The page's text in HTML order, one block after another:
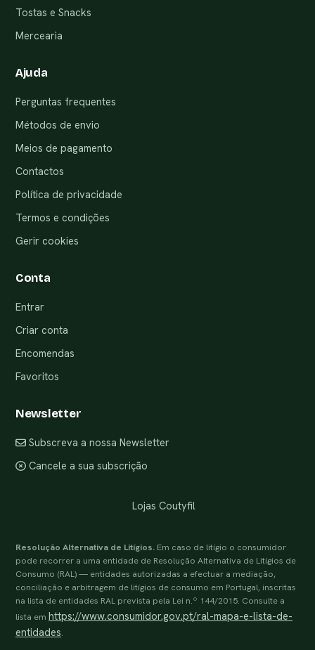
Tostas e Snacks
Mercearia
Ajuda
Perguntas frequentes
Métodos de envio
Meios de pagamento
Contactos
Política de privacidade
Termos e condições
Gerir cookies
Conta
Entrar
Criar conta
Encomendas
Favoritos
Newsletter
Subscreva a nossa Newsletter
Cancele a sua subscrição
Lojas Coutyfil
Resolução Alternativa de Litígios. Em caso de litígio o consumidor
pode recorrer a uma entidade de Resolução Alternativa de Litígios de
Consumo (RAL) — entidades autorizadas a efectuar a mediação,
conciliação e arbitragem de litígios de consumo em Portugal, inscritas
na lista de entidades RAL prevista pela Lei n.º 144/2015. Consulte a
lista em https://www.consumidor.gov.pt/ral-mapa-e-lista-de-
entidades.